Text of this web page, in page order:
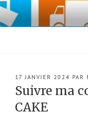
Aller
contenu
PUBLIÉ
LE
17 JANVIER 2024 PAR
Suivre ma
CAKE